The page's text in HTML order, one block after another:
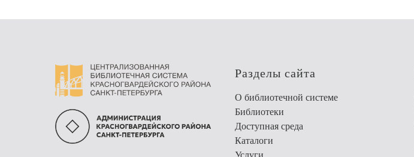
Разделы сайта
О библиотечной системе
Библиотеки
Доступная среда
Каталоги
Услуги